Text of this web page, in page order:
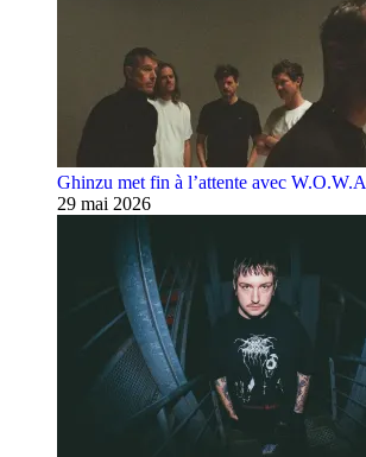
Ghinzu met fin à l’attente avec W.O.W.A
29 mai 2026